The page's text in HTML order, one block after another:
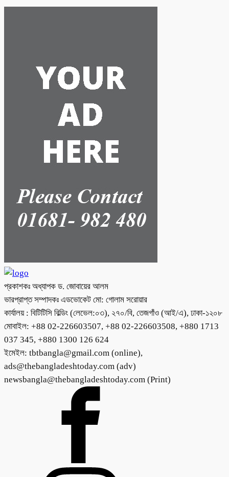
প্রকাশকঃ অধ্যাপক ড. জোবায়ের আলম
ভারপ্রাপ্ত সম্পাদকঃ এডভোকেট মো: গোলাম সরোয়ার
কার্যালয় : বিটিটিসি বিল্ডিং (লেভেল:০৩), ২৭০/বি, তেজগাঁও (আই/এ), ঢাকা-১২০৮
মোবাইল: +88 02-226603507, +88 02-226603508, +880 1713
037 345, +880 1300 126 624
ইমেইল: tbtbangla@gmail.com (online),
ads@thebangladeshtoday.com (adv)
newsbangla@thebangladeshtoday.com (Print)